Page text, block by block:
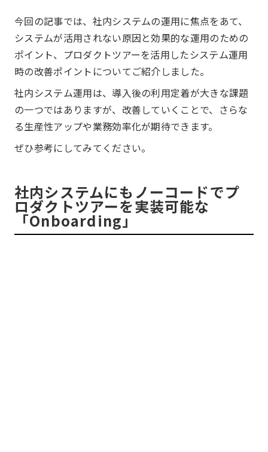
今回の記事では、社内システムの運用に焦点をあて、
システムが活用されない原因と効果的な運用のための
ポイント、プロダクトツアーを活用したシステム運用
時の改善ポイントについてご紹介しました。
社内システム運用は、導入後の利用定着が大きな課題
の一つではありますが、改善していくことで、さらな
る生産性アップや業務効率化が期待できます。
ぜひ参考にしてみてください。
社内システムにもノーコードでプ
ロダクトツアーを実装可能な
「Onboarding」